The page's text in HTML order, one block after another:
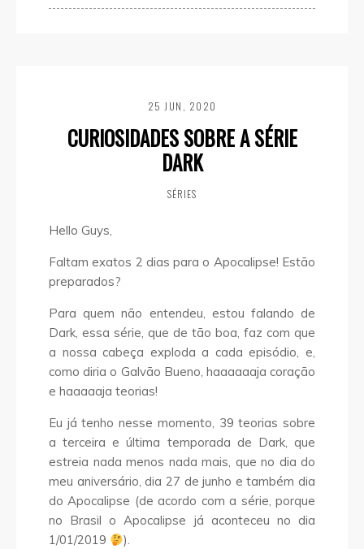
25 JUN, 2020
CURIOSIDADES SOBRE A SÉRIE
DARK
SÉRIES
Hello Guys,
Faltam exatos 2 dias para o Apocalipse! Estão
preparados?
Para quem não entendeu, estou falando de
Dark, essa série, que de tão boa, faz com que
a nossa cabeça exploda a cada episódio, e,
como diria o Galvão Bueno, haaaaaaja coração
e haaaaaja teorias!
Eu já tenho nesse momento, 39 teorias sobre
a terceira e última temporada de Dark, que
estreia nada menos nada mais, que no dia do
meu aniversário, dia 27 de junho e também dia
do Apocalipse (de acordo com a série, porque
no Brasil o Apocalipse já aconteceu no dia
1/01/2019
).